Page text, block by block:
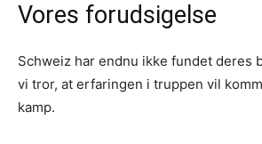
Vores forudsigelse
Schweiz har endnu ikke fundet deres
vi tror, at erfaringen i truppen vil
kamp.